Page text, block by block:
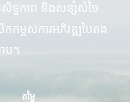
ទ្ធភាព និងសន្សំសំចៃ
កម្ពស់ការអភិវឌ្ឍបៃតង
ប។
តម្លៃ